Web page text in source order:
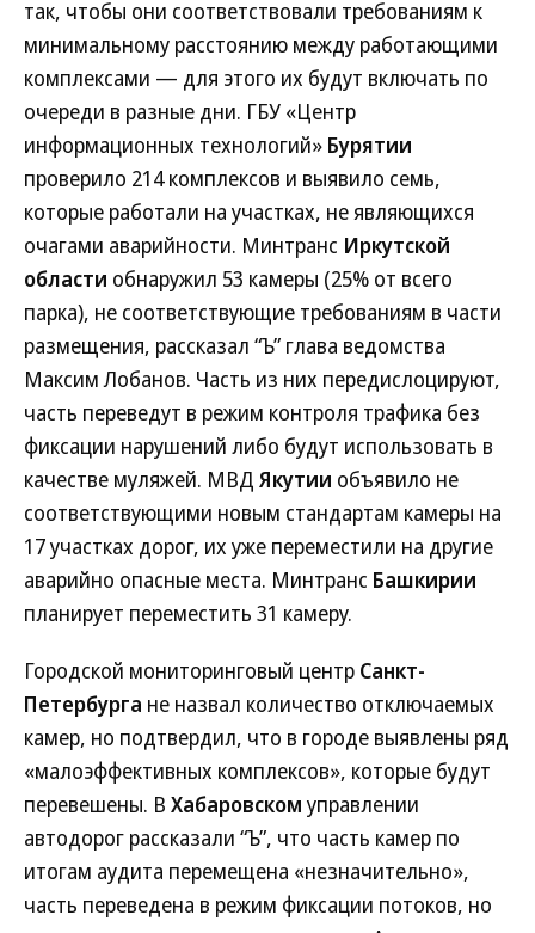
так, чтобы они соответствовали требованиям к
минимальному расстоянию между работающими
комплексами — для этого их будут включать по
очереди в разные дни. ГБУ «Центр
информационных технологий» Бурятии
проверило 214 комплексов и выявило семь,
которые работали на участках, не являющихся
очагами аварийности. Минтранс Иркутской
области обнаружил 53 камеры (25% от всего
парка), не соответствующие требованиям в части
размещения, рассказал “Ъ” глава ведомства
Максим Лобанов. Часть из них передислоцируют,
часть переведут в режим контроля трафика без
фиксации нарушений либо будут использовать в
качестве муляжей. МВД Якутии объявило не
соответствующими новым стандартам камеры на
17 участках дорог, их уже переместили на другие
аварийно опасные места. Минтранс Башкирии
планирует переместить 31 камеру.
Городской мониторинговый центр Санкт-
Петербурга не назвал количество отключаемых
камер, но подтвердил, что в городе выявлены ряд
«малоэффективных комплексов», которые будут
перевешены. В Хабаровском управлении
автодорог рассказали “Ъ”, что часть камер по
итогам аудита перемещена «незначительно»,
часть переведена в режим фиксации потоков, но